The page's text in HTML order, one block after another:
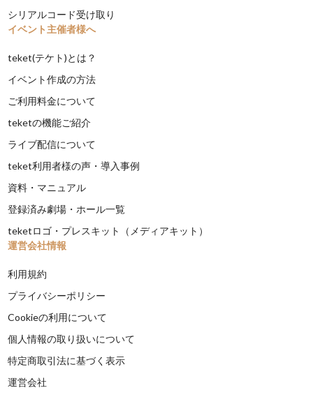
シリアルコード受け取り
イベント主催者様へ
teket(テケト)とは？
イベント作成の方法
ご利用料金について
teketの機能ご紹介
ライブ配信について
teket利用者様の声・導入事例
資料・マニュアル
登録済み劇場・ホール一覧
teketロゴ・プレスキット（メディアキット）
運営会社情報
利用規約
プライバシーポリシー
Cookieの利用について
個人情報の取り扱いについて
特定商取引法に基づく表示
運営会社